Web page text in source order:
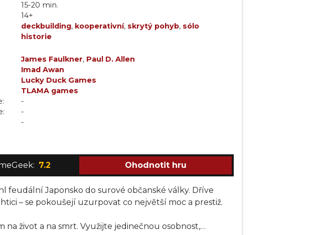
15-20 min.
14+
deckbuilding, kooperativní, skrytý pohyb, sólo
historie
James Faulkner, Paul D. Allen
Imad Awan
Lucky Duck Games
TLAMA games
-
-
-
7.2 Ohodnotit hru
feudální Japonsko do surové občanské války. Dříve
– se pokoušejí uzurpovat co největší moc a prestiž.
na život a na smrt. Využijte jedinečnou osobnost,